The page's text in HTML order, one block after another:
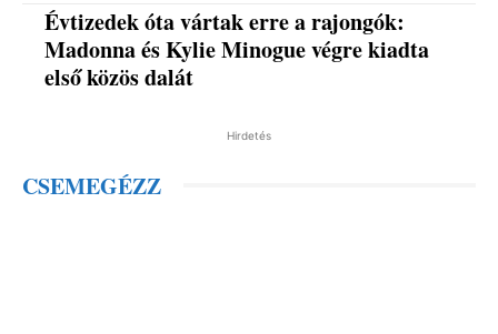
Évtizedek óta vártak erre a rajongók:
Madonna és Kylie Minogue végre kiadta
első közös dalát
Hirdetés
CSEMEGÉZZ